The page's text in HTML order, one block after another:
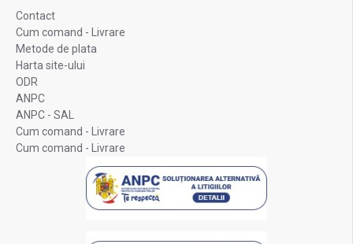
Contact
Cum comand - Livrare
Metode de plata
Harta site-ului
ODR
ANPC
ANPC - SAL
Cum comand - Livrare
Cum comand - Livrare